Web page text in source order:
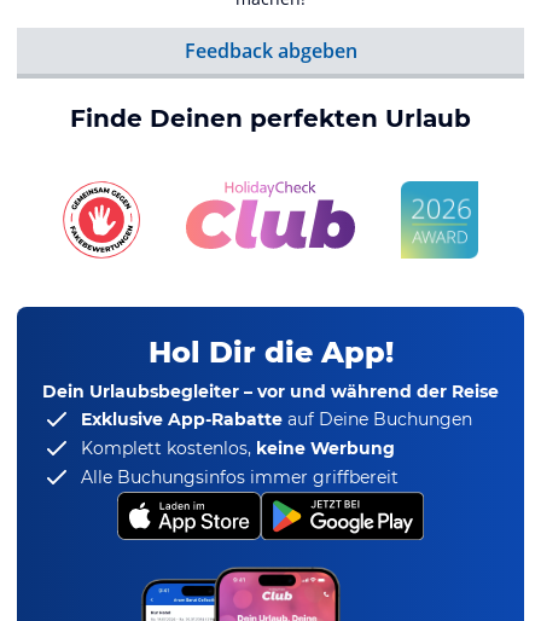
Feedback abgeben
Finde Deinen perfekten Urlaub
Hol Dir die App!
Dein Urlaubsbegleiter – vor und während der Reise
Exklusive App-Rabatte auf Deine Buchungen
Komplett kostenlos, keine Werbung
Alle Buchungsinfos immer griffbereit